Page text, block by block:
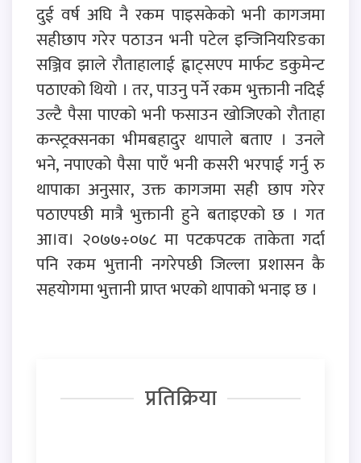
दुई वर्ष अघि नै रकम पाइसकेको भनी कागजमा
सहीछाप गरेर पठाउन भनी पटेल इन्जिनियरिङका
सञ्जिव झाले रौताहालाई ह्वाट्सएप मार्फट डकुमेन्ट
पठाएको थियो । तर, पाउनु पर्ने रकम भुक्तानी नदिई
उल्टै पैसा पाएको भनी फसाउन खोजिएको रौताहा
कन्स्ट्रक्सनका भीमबहादुर थापाले बताए । उनले
भने, नपाएको पैसा पाएँ भनी कसरी भरपाई गर्नु रु
थापाका अनुसार, उक्त कागजमा सही छाप गरेर
पठाएपछी मात्रै भुक्तानी हुने बताइएको छ । गत
आ।व। २०७७÷०७८ मा पटकपटक ताकेता गर्दा
पनि रकम भुत्तानी नगरेपछी जिल्ला प्रशासन कै
सहयोगमा भुत्तानी प्राप्त भएको थापाको भनाइ छ ।
प्रतिक्रिया